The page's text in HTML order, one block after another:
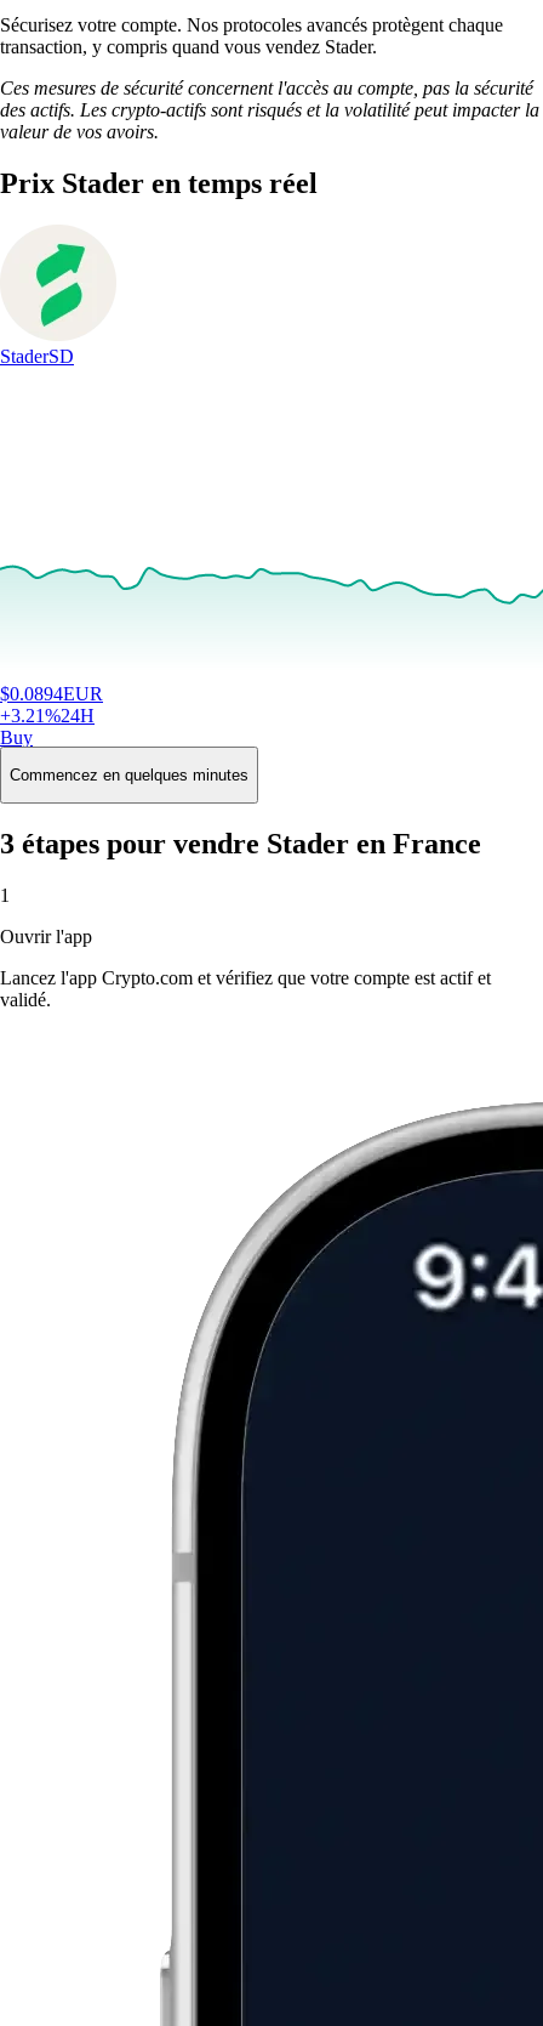
Sécurisez votre compte. Nos protocoles avancés protègent chaque
transaction, y compris quand vous vendez Stader.
Ces mesures de sécurité concernent l'accès au compte, pas la sécurité
des actifs. Les crypto-actifs sont risqués et la volatilité peut impacter la
valeur de vos avoirs.
Prix Stader en temps réel
StaderSD
$0.0894EUR
+3.21%24H
Buy
Commencez en quelques minutes
3 étapes pour vendre Stader en France
1
Ouvrir l'app
Lancez l'app Crypto.com et vérifiez que votre compte est actif et
validé.